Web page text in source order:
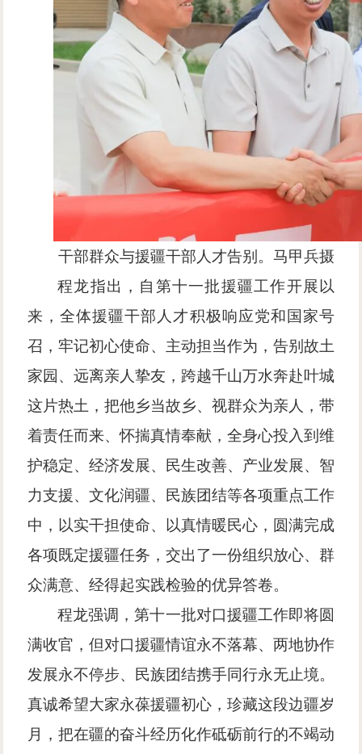
干部群众与援疆干部人才告别。马甲兵摄
程龙指出，自第十一批援疆工作开展以
来，全体援疆干部人才积极响应党和国家号
召，牢记初心使命、主动担当作为，告别故土
家园、远离亲人挚友，跨越千山万水奔赴叶城
这片热土，把他乡当故乡、视群众为亲人，带
着责任而来、怀揣真情奉献，全身心投入到维
护稳定、经济发展、民生改善、产业发展、智
力支援、文化润疆、民族团结等各项重点工作
中，以实干担使命、以真情暖民心，圆满完成
各项既定援疆任务，交出了一份组织放心、群
众满意、经得起实践检验的优异答卷。
程龙强调，第十一批对口援疆工作即将圆
满收官，但对口援疆情谊永不落幕、两地协作
发展永不停步、民族团结携手同行永无止境。
真诚希望大家永葆援疆初心，珍藏这段边疆岁
月，把在疆的奋斗经历化作砥砺前行的不竭动